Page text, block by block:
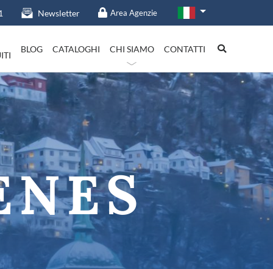
Newsletter Area Agenzie
in evidenza
Lazio
BLOG CATALOGHI CHI SIAMO CONTATTI